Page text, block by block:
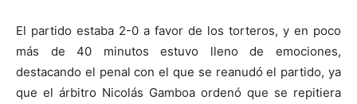
El partido estaba 2-0 a favor de los torteros, y en poco
más de 40 minutos estuvo lleno de emociones,
destacando el penal con el que se reanudó el partido, ya
que el árbitro Nicolás Gamboa ordenó que se repitiera